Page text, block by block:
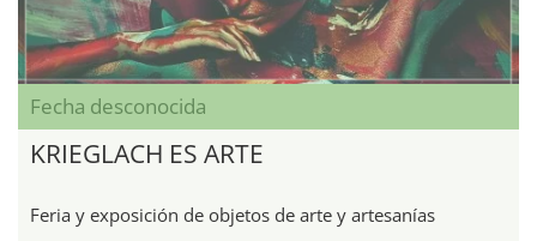
Fecha desconocida
KRIEGLACH ES ARTE
Feria y exposición de objetos de arte y artesanías